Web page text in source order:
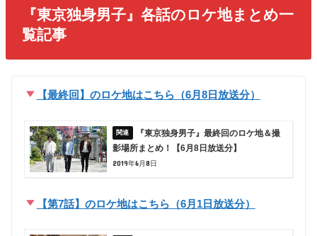
『東京独身男子』各話のロケ地まとめ一
覧記事
【最終回】のロケ地はこちら（6月8日放送分）
『東京独身男子』最終回のロケ地＆撮
影場所まとめ！【6月8日放送分】
2019年6月8日
【第7話】のロケ地はこちら（6月1日放送分）